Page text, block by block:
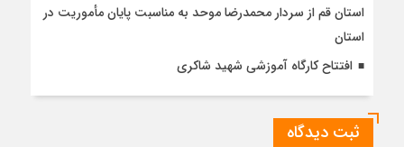
استان قم از سردار محمدرضا موحد به مناسبت پایان مأموریت در
استان
افتتاح کارگاه آموزشی شهید شاکری
ثبت دیدگاه